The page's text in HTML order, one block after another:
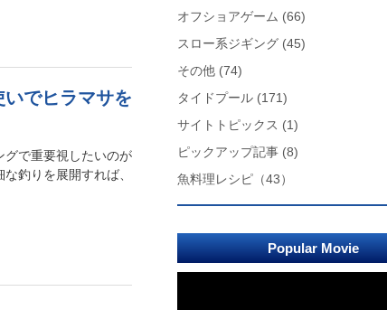
でヒラマサを
グで重要視したいのが
釣りを展開すれば、
オフショアゲーム (66)
スロー系ジギング (45)
その他 (74)
タイドプール (171)
サイトトピックス (1)
ピックアップ記事 (8)
魚料理レシピ （43）
Popular Movie